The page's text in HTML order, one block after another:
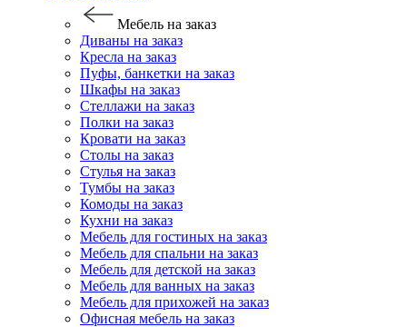
Мебель на заказ
Диваны на заказ
Кресла на заказ
Пуфы, банкетки на заказ
Шкафы на заказ
Стеллажи на заказ
Полки на заказ
Кровати на заказ
Столы на заказ
Стулья на заказ
Тумбы на заказ
Комоды на заказ
Кухни на заказ
Мебель для гостиных на заказ
Мебель для спальни на заказ
Мебель для детской на заказ
Мебель для ванных на заказ
Мебель для прихожей на заказ
Офисная мебель на заказ